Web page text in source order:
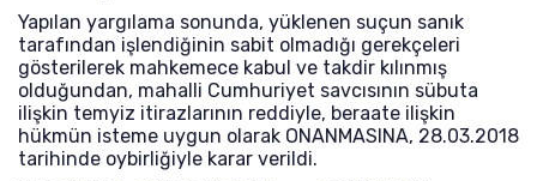
Yapılan yargılama sonunda, yüklenen suçun sanık
tarafından işlendiğinin sabit olmadığı gerekçeleri
gösterilerek mahkemece kabul ve takdir kılınmış
olduğundan, mahalli Cumhuriyet savcısının sübuta
ilişkin temyiz itirazlarının reddiyle, beraate ilişkin
hükmün isteme uygun olarak ONANMASINA, 28.03.2018
tarihinde oybirliğiyle karar verildi.